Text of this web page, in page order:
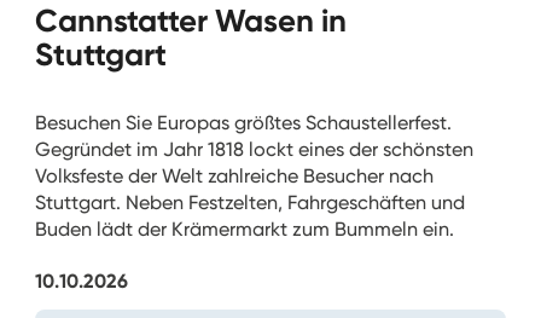
Cannstatter Wasen in
Stuttgart
Besuchen Sie Europas größtes Schaustellerfest.
Gegründet im Jahr 1818 lockt eines der schönsten
Volksfeste der Welt zahlreiche Besucher nach
Stuttgart. Neben Festzelten, Fahrgeschäften und
Buden lädt der Krämermarkt zum Bummeln ein.
10.10.2026